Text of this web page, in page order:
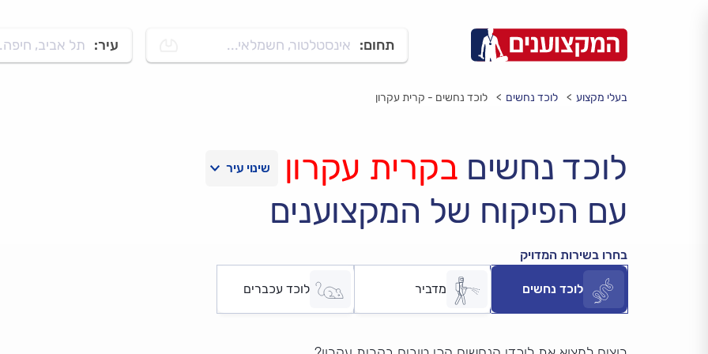
תחום: אינסטלטור, חשמלאי... עיר: תל אביב,
בעלי מקצוע לוכד נחשים לוכד נחשים - קרית עקרון
לוכד נחשים בקרית עקרון
עם הפיקוח של המקצוענים
בחרו בשירות המדויק
לוכד נחשים מדביר לוכד עכברים